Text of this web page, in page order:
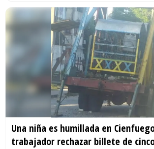
Una niña es humillada en
trabajador rechazar billete de